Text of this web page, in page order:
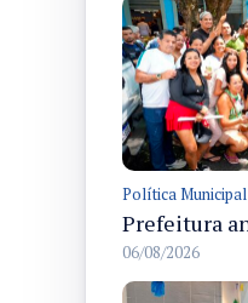
Política Municipal
06/08/2026